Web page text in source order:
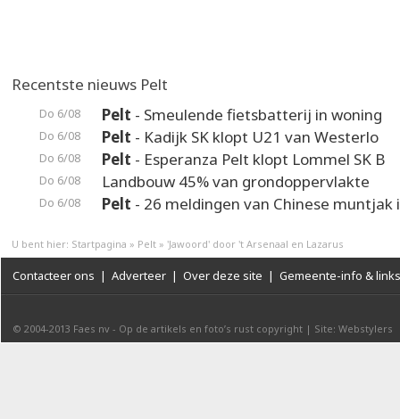
Recentste nieuws Pelt
Do 6/08 Pelt - Smeulende fietsbatterij in woning
Do 6/08 Pelt - Kadijk SK klopt U21 van Westerlo
Do 6/08 Pelt - Esperanza Pelt klopt Lommel SK B
Do 6/08 Landbouw 45% van grondoppervlakte
Do 6/08 Pelt - 26 meldingen van Chinese muntjak
U bent hier: Startpagina » Pelt » 'Jawoord' door 't Arsenaal en Lazarus
Contacteer ons | Adverteer | Over deze site | Gemeente-info & links
© 2004-2013 Faes nv - Op de artikels en foto’s rust copyright | Site: Webstylers